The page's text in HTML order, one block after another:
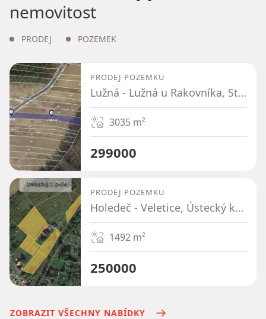
nemovitost
PRODEJ POZEMEK
PRODEJ POZEMKU
Lužná - Lužná u Rakovníka, Středočeský kraj
3035 m²
299000
PRODEJ POZEMKU
Holedeč - Veletice, Ústecký kraj
1492 m²
250000
ZOBRAZIT VŠECHNY NABÍDKY